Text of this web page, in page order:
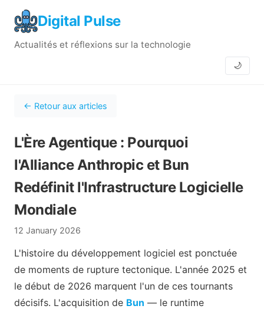
Digital Pulse
Actualités et réflexions sur la technologie
🌙
← Retour aux articles
L'Ère Agentique : Pourquoi
l'Alliance Anthropic et Bun
Redéfinit l'Infrastructure Logicielle
Mondiale
12 January 2026
L'histoire du développement logiciel est ponctuée
de moments de rupture tectonique. L'année 2025 et
le début de 2026 marquent l'un de ces tournants
décisifs. L'acquisition de Bun — le runtime